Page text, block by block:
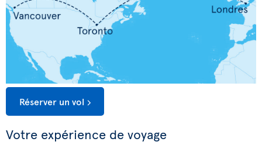
Réserver un vol
Votre expérience de voyage